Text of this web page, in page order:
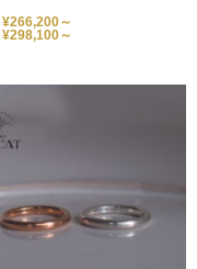
¥266,200～
¥298,100～